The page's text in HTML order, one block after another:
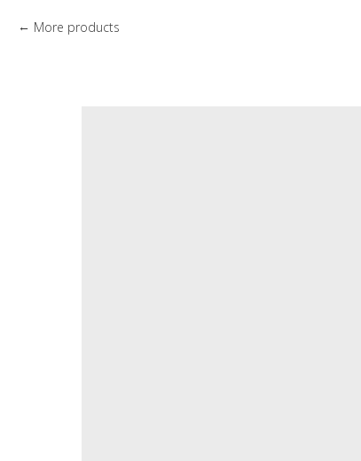
More products